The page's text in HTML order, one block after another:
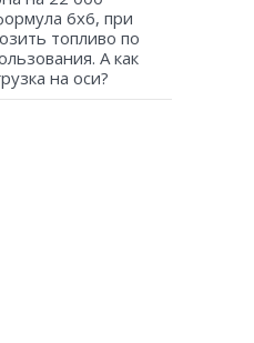
6х6, при
топливо по
А как
на оси?